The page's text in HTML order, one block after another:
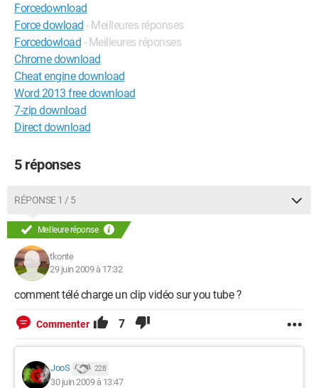
Forcedownload
Force dowload - Meilleures réponses
Forcedowload - Meilleures réponses
Chrome download
Cheat engine download
Word 2013 free download
7-zip download
Direct download
5 réponses
RÉPONSE 1 / 5
Meilleure réponse
tkonte
29 juin 2009 à 17:32
comment télé charge un clip vidéo sur you tube ?
Commenter 7
JooS 228
30 juin 2009 à 13:47